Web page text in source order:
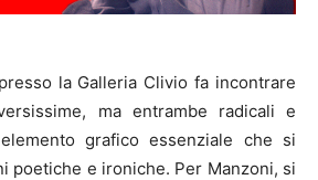
la Galleria Clivio fa incontrare
ma entrambe radicali e
grafico essenziale che si
poetiche e ironiche. Per Manzoni, si